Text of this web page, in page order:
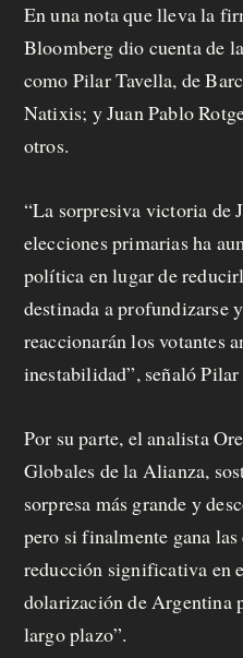
r
o
p
e
s
t
a
C
a
f
e
c
i
En una nota que lleva la
Bloomberg dio cuenta de
como Pilar Tavella, de
Natixis; y Juan Pablo
otros.
“La sorpresiva victoria de
elecciones primarias ha
política en lugar de
destinada a profundizarse
reaccionarán los votantes
inestabilidad”, señaló Pilar
Por su parte, el analista
Globales de la Alianza,
sorpresa más grande y
pero si finalmente gana
reducción significativa en
dolarización de Argentina
largo plazo”.